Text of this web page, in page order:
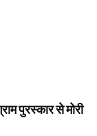
पुरस्कार से मोरी